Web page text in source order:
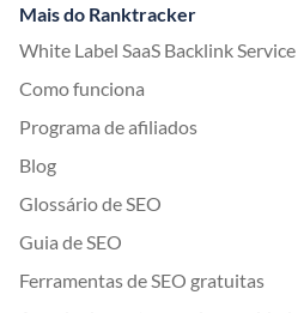
Mais do Ranktracker
White Label SaaS Backlink Service
Como funciona
Programa de afiliados
Blog
Glossário de SEO
Guia de SEO
Ferramentas de SEO gratuitas